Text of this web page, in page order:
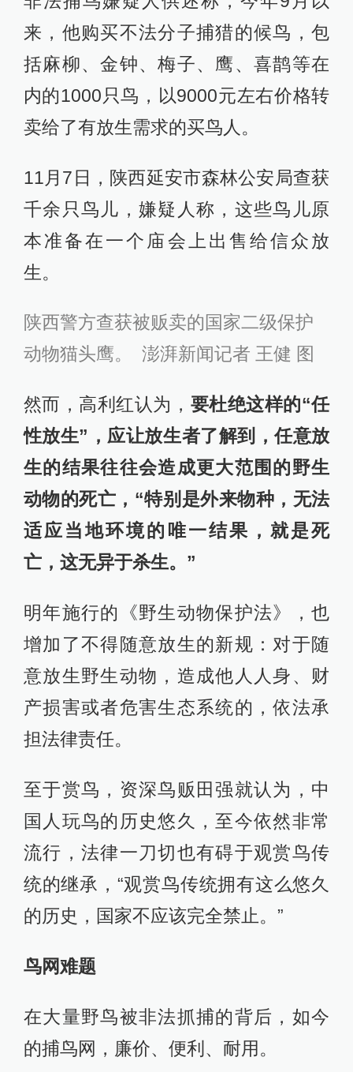
来，他购买不法分子捕猎的候鸟，包
括麻柳、金钟、梅子、鹰、喜鹊等在
内的1000只鸟，以9000元左右价格转
卖给了有放生需求的买鸟人。
11月7日，陕西延安市森林公安局查获
千余只鸟儿，嫌疑人称，这些鸟儿原
本准备在一个庙会上出售给信众放
生。
陕西警方查获被贩卖的国家二级保护
动物猫头鹰。 澎湃新闻记者 王健 图
然而，高利红认为， 要杜绝这样的“任
性放生”，应让放生者了解到，任意放
生的结果往往会造成更大范围的野生
动物的死亡，“特别是外来物种，无法
适应当地环境的唯一结果，就是死
亡，这无异于杀生。”
明年施行的《野生动物保护法》，也
增加了不得随意放生的新规：对于随
意放生野生动物，造成他人人身、财
产损害或者危害生态系统的，依法承
担法律责任。
至于赏鸟，资深鸟贩田强就认为，中
国人玩鸟的历史悠久，至今依然非常
流行，法律一刀切也有碍于观赏鸟传
统的继承，“观赏鸟传统拥有这么悠久
的历史，国家不应该完全禁止。”
鸟网难题
在大量野鸟被非法抓捕的背后，如今
的捕鸟网，廉价、便利、耐用。